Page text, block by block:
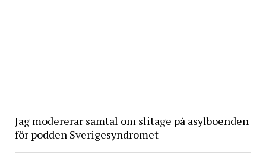
Jag modererar samtal om slitage på asylboenden
för podden Sverigesyndromet